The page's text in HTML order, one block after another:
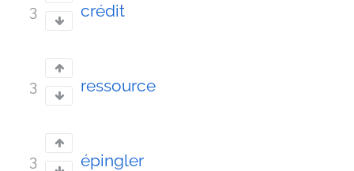
3 crédit
3 ressource
3 épingler